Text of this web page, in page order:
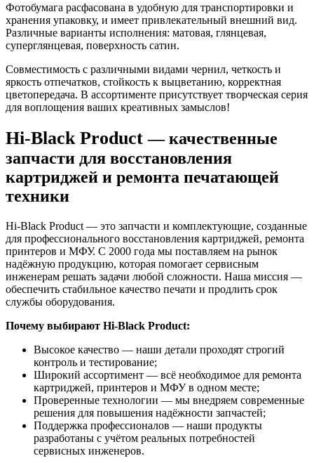
Фотобумага расфасована в удобную для транспортировки и
хранения упаковку, и имеет привлекательный внешний вид.
Различные варианты исполнения: матовая, глянцевая,
суперглянцевая, поверхность сатин.
Совместимость с различными видами чернил, четкость и
яркость отпечатков, стойкость к выцветанию, корректная
цветопередача. В ассортименте присутствует творческая серия
для воплощения ваших креативных замыслов!
Hi-Black Product— качественные
запчасти для восстановления
картриджей и ремонта печатающей
техники
Hi-Black Product — это запчасти и комплектующие, созданные
для профессионального восстановления картриджей, ремонта
принтеров и МФУ. С 2000 года мы поставляем на рынок
надёжную продукцию, которая помогает сервисным
инженерам решать задачи любой сложности. Наша миссия —
обеспечить стабильное качество печати и продлить срок
службы оборудования.
Почему выбирают Hi-Black Product:
Высокое качество — наши детали проходят строгий
контроль и тестирование;
Широкий ассортимент — всё необходимое для ремонта
картриджей, принтеров и МФУ в одном месте;
Проверенные технологии — мы внедряем современные
решения для повышения надёжности запчастей;
Поддержка профессионалов — наши продукты
разработаны с учётом реальных потребностей
сервисных инженеров.